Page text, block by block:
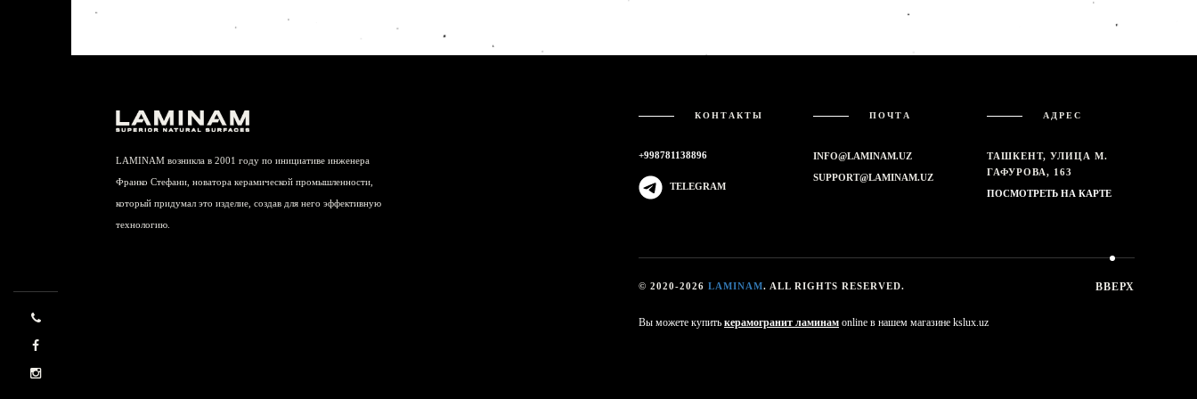
LAMINAM возникла в 2001 году по инициативе инженера
Франко Стефани, новатора керамической промышленности,
который придумал это изделие, создав для него эффективную
технологию.
КОНТАКТЫ
+998781138896
TELEGRAM
ПОЧТА
INFO@LAMINAM.UZ
SUPPORT@LAMINAM.UZ
АДРЕС
ТАШКЕНТ, УЛИЦА М.
ГАФУРОВА, 163
ПОСМОТРЕТЬ НА КАРТЕ
© 2020-2026 LAMINAM. ALL RIGHTS RESERVED. ВВЕРХ
Вы можете купить керамогранит ламинам online в нашем магазине kslux.uz